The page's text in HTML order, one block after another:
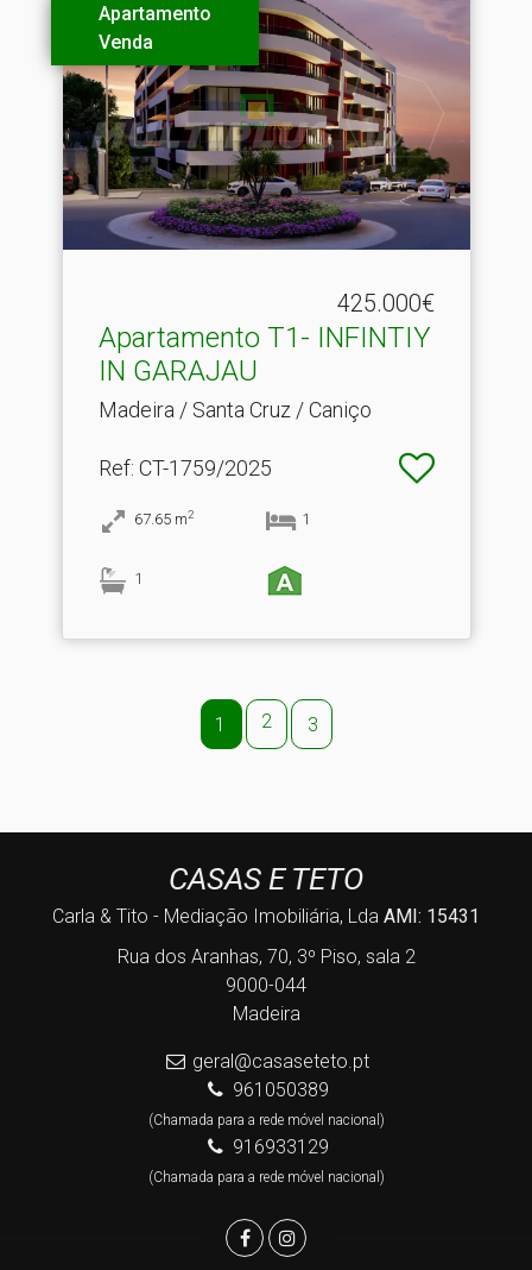
Apartamento
Venda
425.000€
Apartamento T1- INFINTIY
IN GARAJAU
Madeira / Santa Cruz / Caniço
Ref: CT-1759/2025
67.65 m2 1
1
1 2 3
CASAS E TETO
Carla & Tito - Mediação Imobiliária, Lda AMI: 15431
Rua dos Aranhas, 70, 3º Piso, sala 2
9000-044
Madeira
geral@casaseteto.pt
961050389
(Chamada para a rede móvel nacional)
916933129
(Chamada para a rede móvel nacional)